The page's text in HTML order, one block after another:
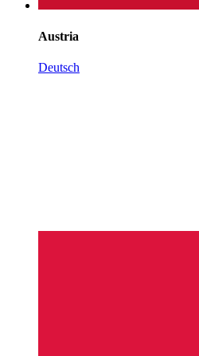
Austria
Deutsch